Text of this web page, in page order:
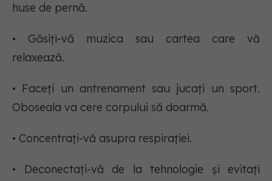
huse de pernă.
• Găsiți-vă muzica sau cartea care vă
relaxează.
• Faceți un antrenament sau jucați un sport.
Oboseala va cere corpului să doarmă.
• Concentrați-vă asupra respirației.
• Deconectați-vă de la tehnologie și evitați